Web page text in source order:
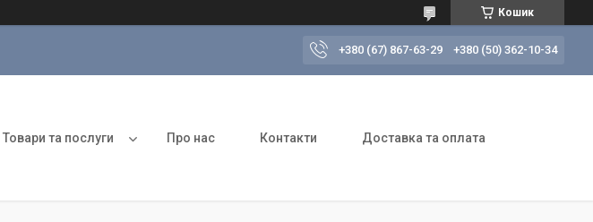
Кошик
+380 (67) 867-63-29 +380 (50) 362-10-34
Товари та послуги Про нас Контакти Доставка та оплата